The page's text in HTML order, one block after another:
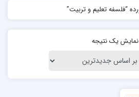
“فلسفه تعلیم و تربیت”
نمایش یک نتیجه